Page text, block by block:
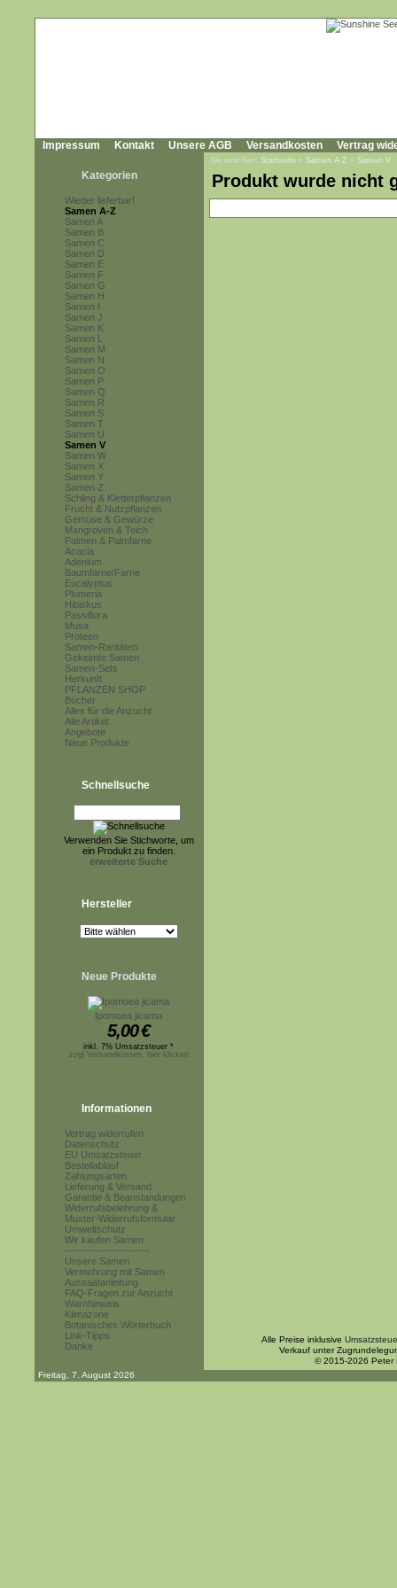
Impressum Kontakt Unsere AGB Versandkosten Vertrag
Kategorien
Wieder lieferbar!
Samen A-Z
Samen A
Samen B
Samen C
Samen D
Samen E
Samen F
Samen G
Samen H
Samen I
Samen J
Samen K
Samen L
Samen M
Samen N
Samen O
Samen P
Samen Q
Samen R
Samen S
Samen T
Samen U
Samen V
Samen W
Samen X
Samen Y
Samen Z
Schling & Kletterpflanzen
Frucht & Nutzpflanzen
Gemüse & Gewürze
Mangroven & Teich
Palmen & Palmfarne
Acacia
Adenium
Baumfarne/Farne
Eucalyptus
Plumeria
Hibiskus
Passiflora
Musa
Proteen
Samen-Raritäten
Gekeimte Samen
Samen-Sets
Herkunft
PFLANZEN SHOP
Bücher
Alles für die Anzucht
Alle Artikel
Angebote
Neue Produkte
Schnellsuche
Verwenden Sie Stichworte, um
ein Produkt zu finden.
erweiterte Suche
Hersteller
Neue Produkte
Ipomoea jicama
5,00€
inkl. 7% Umsatzsteuer *
zzgl.Versandkosten, hier klicken
Informationen
Vertrag widerrufen
Datenschutz
EU Umsatzsteuer
Bestellablauf
Zahlungsarten
Lieferung & Versand
Garantie & Beanstandungen
Widerrufsbelehrung &
Muster-Widerrufsformular
Umweltschutz
Wir kaufen Samen
------------------------
Unsere Samen
Vermehrung mit Samen
Aussaatanleitung
FAQ-Fragen zur Anzucht
Warnhinweis
Klimazone
Botanisches Wörterbuch
Link-Tipps
Danke
Sie sind hier: Startseite » Samen A-Z » Samen V
Produkt wurde nicht
Alle Preise inklusive
Verkauf unter
© 2015-2026 Peter
Freitag, 7. August 2026